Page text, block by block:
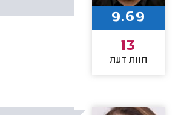
9.69
13
חוות דעת